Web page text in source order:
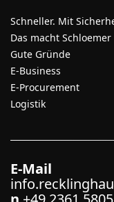
Schneller. Mit
Das macht Schloemer
Gute Gründe
E-Business
E-Procurement
Logistik
E-Mail